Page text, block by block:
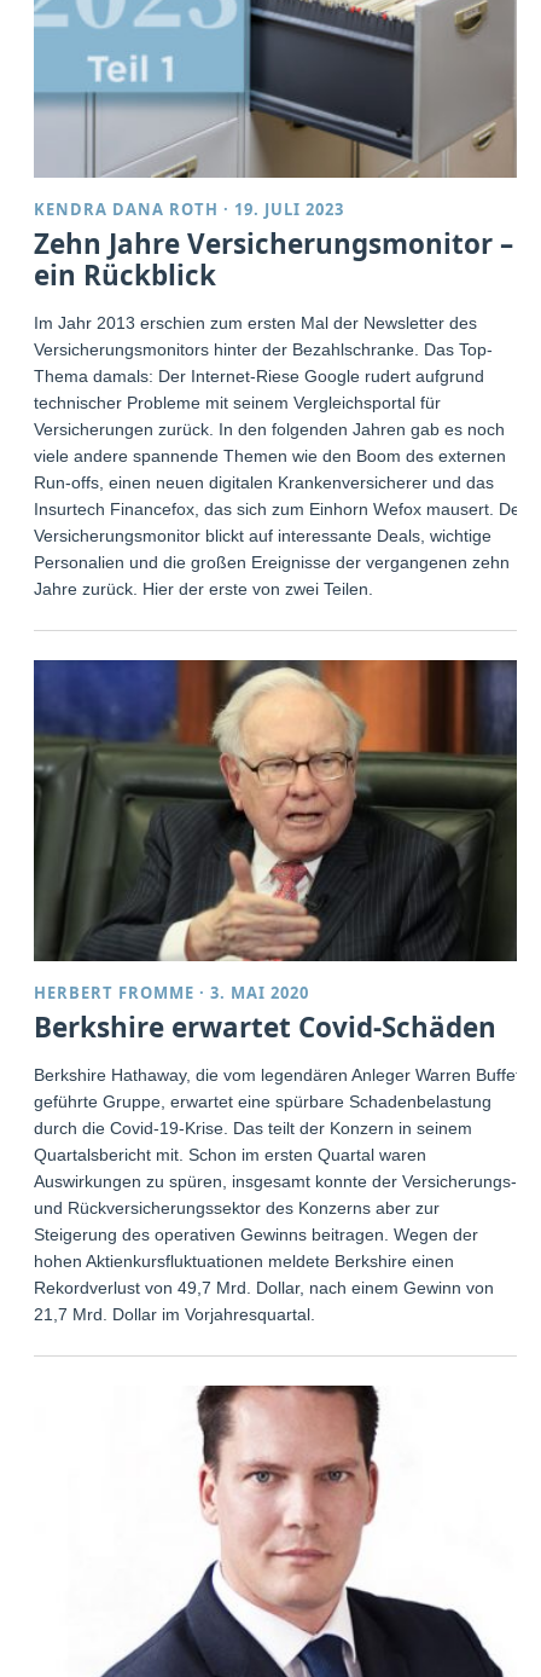
KENDRA DANA ROTH · 19. JULI 2023
Zehn Jahre Versicherungsmonitor –
ein Rückblick
Im Jahr 2013 erschien zum ersten Mal der Newsletter des
Versicherungsmonitors hinter der Bezahlschranke. Das Top-
Thema damals: Der Internet-Riese Google rudert aufgrund
technischer Probleme mit seinem Vergleichsportal für
Versicherungen zurück. In den folgenden Jahren gab es noch
viele andere spannende Themen wie den Boom des externen
Run-offs, einen neuen digitalen Krankenversicherer und das
Insurtech Financefox, das sich zum Einhorn Wefox mausert. Der
Versicherungsmonitor blickt auf interessante Deals, wichtige
Personalien und die großen Ereignisse der vergangenen zehn
Jahre zurück. Hier der erste von zwei Teilen.
HERBERT FROMME ·3. MAI 2020
Berkshire erwartet Covid-Schäden
Berkshire Hathaway, die vom legendären Anleger Warren Buffett
geführte Gruppe, erwartet eine spürbare Schadenbelastung
durch die Covid-19-Krise. Das teilt der Konzern in seinem
Quartalsbericht mit. Schon im ersten Quartal waren
Auswirkungen zu spüren, insgesamt konnte der Versicherungs-
und Rückversicherungssektor des Konzerns aber zur
Steigerung des operativen Gewinns beitragen. Wegen der
hohen Aktienkursfluktuationen meldete Berkshire einen
Rekordverlust von 49,7 Mrd. Dollar, nach einem Gewinn von
21,7 Mrd. Dollar im Vorjahresquartal.